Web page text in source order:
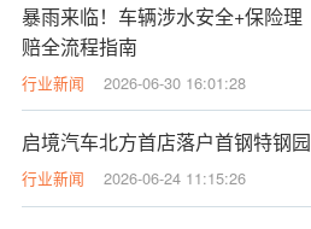
暴雨来临！车辆涉水安全+保险理
赔全流程指南
行业新闻 2026-06-30 16:01:28
启境汽车北方首店落户首钢特钢园
行业新闻 2026-06-24 11:15:26